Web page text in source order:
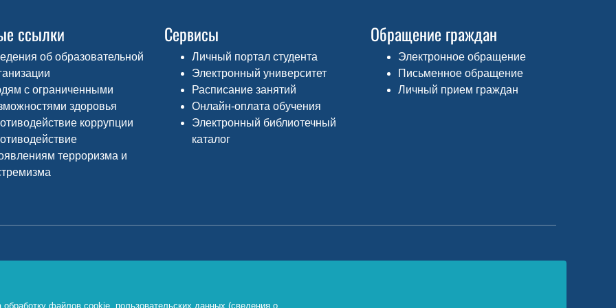
ссылки
об образовательной
с ограниченными
здоровья
коррупции
терроризма и
Сервисы
Личный портал студента
Электронный университет
Расписание занятий
Онлайн-оплата обучения
Электронный библиотечный
каталог
Обращение граждан
Электронное обращение
Письменное обращение
Личный прием граждан
файлов cookie, пользовательских данных (сведения о